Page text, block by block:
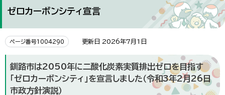
ゼロカーボンシティ宣言
ページ番号1004290 更新日 2026年7月1日
釧路市は2050年に二酸化炭素実質排出ゼロを目指す
「ゼロカーボンシティ」を宣言しました（令和3年2月26日
市政方針演説）